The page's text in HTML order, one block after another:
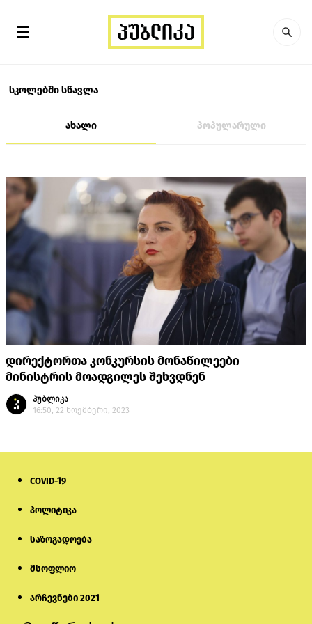
სკოლებში სწავლა
ახალი პოპულარული
დირექტორთა კონკურსის მონაწილეები
მინისტრის მოადგილეს შეხვდნენ
პუბლიკა
16:50, 22 ნოემბერი, 2023
COVID-19
პოლიტიკა
საზოგადოება
მსოფლიო
არჩევნები 2021